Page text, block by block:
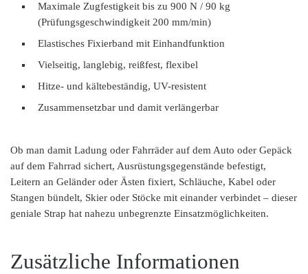
Maximale Zugfestigkeit bis zu 900 N / 90 kg
(Prüfungsgeschwindigkeit 200 mm/min)
Elastisches Fixierband mit Einhandfunktion
Vielseitig, langlebig, reißfest, flexibel
Hitze- und kältebeständig, UV-resistent
Zusammensetzbar und damit verlängerbar
Ob man damit Ladung oder Fahrräder auf dem Auto oder Gepäck
auf dem Fahrrad sichert, Ausrüstungsgegenstände befestigt,
Leitern an Geländer oder Ästen fixiert, Schläuche, Kabel oder
Stangen bündelt, Skier oder Stöcke mit einander verbindet – dieser
geniale Strap hat nahezu unbegrenzte Einsatzmöglichkeiten.
Zusätzliche Informationen